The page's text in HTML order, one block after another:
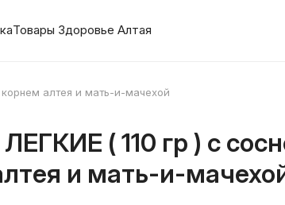
Товары Здоровье Алтая
алтея и мать-и-мачехой
( 110 гр ) с
и мать-и-